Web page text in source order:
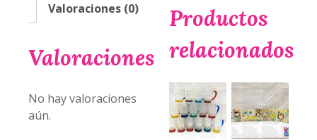
Valoraciones (0)
Valoraciones
No hay valoraciones
aún.
Productos
relacionados